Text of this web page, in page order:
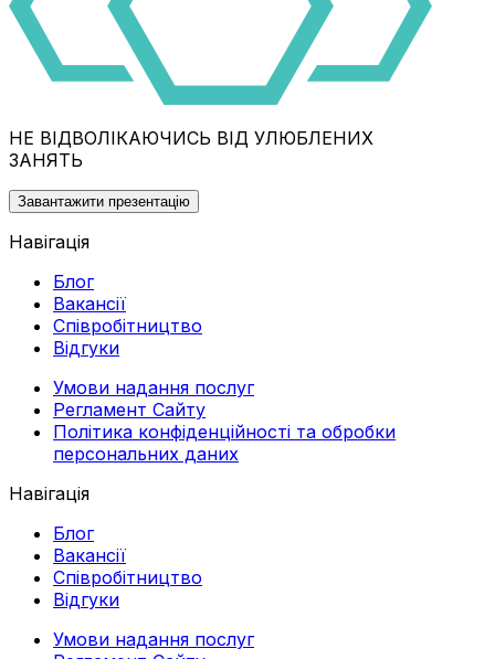
НЕ ВІДВОЛІКАЮЧИСЬ ВІД УЛЮБЛЕНИХ
ЗАНЯТЬ
Завантажити презентацію
Навігація
Блог
Вакансії
Співробітництво
Відгуки
Умови надання послуг
Регламент Сайту
Політика конфіденційності та обробки
персональних даних
Навігація
Блог
Вакансії
Співробітництво
Відгуки
Умови надання послуг